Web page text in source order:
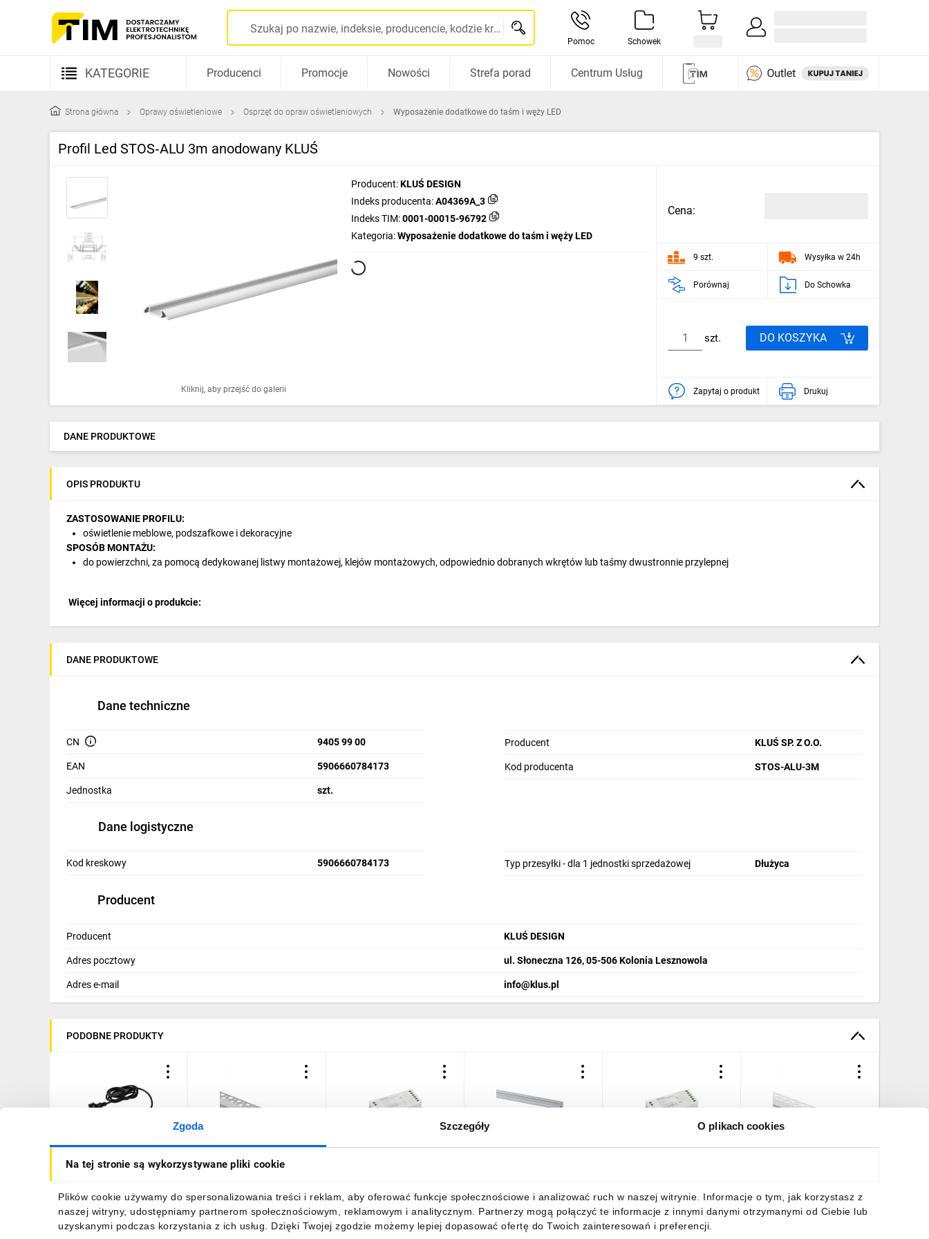
Zgoda Szczegóły O plikach cookies
Na tej stronie są wykorzystywane pliki cookie
Plików cookie używamy do spersonalizowania treści i reklam, aby oferować funkcje społecznościowe i analizować ruch w naszej witrynie. Informacje o tym, jak korzystasz z
naszej witryny, udostępniamy partnerom społecznościowym, reklamowym i analitycznym. Partnerzy mogą połączyć te informacje z innymi danymi otrzymanymi od Ciebie lub
uzyskanymi podczas korzystania z ich usług. Dzięki Twojej zgodzie możemy lepiej dopasować ofertę do Twoich zainteresowań i preferencji.
Szukaj po nazwie, indeksie, producencie, kodzie kreskowym...
Pomoc Schowek
KATEGORIE
Kable i przewody
Gniazda i łączniki
Oprawy oświetleniowe
Pompy ciepła
Ogrzewanie
Elektronarzędzia i mierniki
Napędy elektryczne
Pneumatyka
Klimatyzacja
IT, GSM
Odzież ochronna i BHP
Budowa i Remont
Elektronika
Smart home
Elektromobilność
Telewizja naziemna i satelitarna
Producenci Promocje Nowości Strefa porad Centrum Usług
Strona główna Oprawy oświetleniowe Osprzęt do opraw oświetleniowych Wyposażenie dodatkowe do taśm i węży LED
Profil Led STOS‑ALU 3m anodowany KLUŚ
Kliknij, aby przejść do galerii
Producent:KLUŚ DESIGN
Indeks producenta:A04369A_3
Indeks TIM:0001-00015-96792
Kategoria:Wyposażenie dodatkowe do taśm i węży LED
Cena:
9 szt. Wysyłka w 24h
Porównaj Do Schowka
szt. DO KOSZYKA
Zapytaj o produkt Drukuj
DANE PRODUKTOWE
OPIS PRODUKTU
ZASTOSOWANIE PROFILU:
oświetlenie meblowe, podszafkowe i dekoracyjne
SPOSÓB MONTAŻU:
do powierzchni, za pomocą dedykowanej listwy montażowej, klejów montażowych, odpowiednio dobranych wkrętów lub taśmy dwustronnie przylepnej
Więcej informacji o produkcie:
DANE PRODUKTOWE
Dane techniczne
CN 9405 99 00
EAN 5906660784173
Jednostka szt.
Producent KLUŚ SP. Z O.O.
Kod producenta STOS-ALU-3M
Dane logistyczne
Kod kreskowy 5906660784173 Typ przesyłki - dla 1 jednostki sprzedażowej Dłużyca
Producent
Producent KLUŚ DESIGN
Adres pocztowy ul. Słoneczna 126, 05-506 Kolonia Lesznowola
Adres e-mail info@klus.pl
PODOBNE PRODUKTY
Przewód przyłączeniowy z
wtyczką do węży
150 cm IP44/65 max
125W do systemu Kanlux
GIVRO LED 38590
26,88 złbrutto
Profil GP02 podtynkowy
anodowany +klosz
20,84 zł brutto 55,68 zł brutto 109,46 złbrutto 55,68 zł brutto 20,84 złbrutto